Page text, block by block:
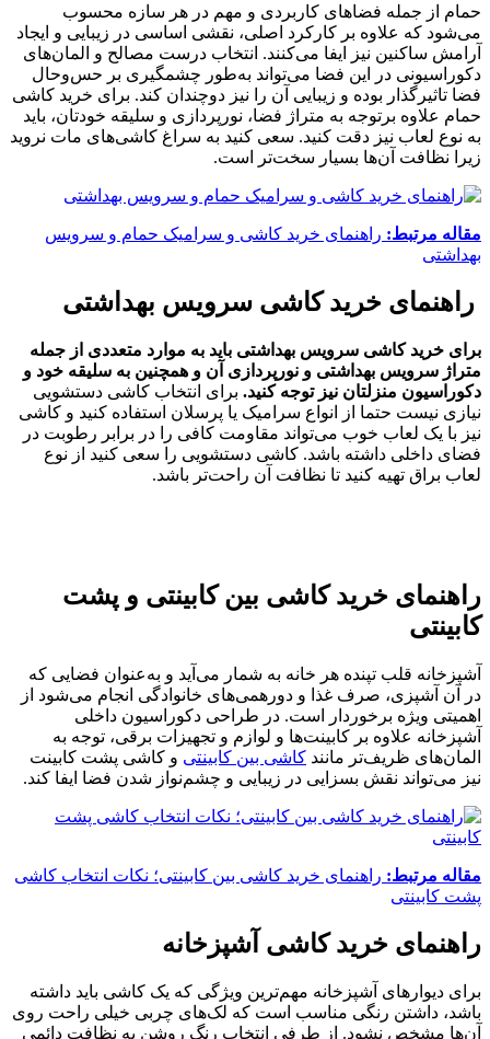
حمام از جمله فضاهای کاربردی و مهم در هر سازه محسوب
می‌شود که علاوه بر کارکرد اصلی، نقشی اساسی در زیبایی و ایجاد
آرامش ساکنین نیز ایفا می‌کنند. انتخاب درست مصالح و المان‌های
دکوراسیونی در این فضا می‌تواند به‌طور چشمگیری بر حس‌وحال
فضا تاثیرگذار بوده و زیبایی آن را نیز دوچندان کند. برای خرید کاشی
حمام علاوه برتوجه به متراژ فضا، نورپردازی و سلیقه خودتان، باید
به نوع لعاب نیز دقت کنید. سعی کنید به سراغ کاشی‌های مات نروید
زیرا نظافت آن‌ها بسیار سخت‌تر است.
مقاله مرتبط: راهنمای خرید کاشی و سرامیک حمام و سرویس
بهداشتی
راهنمای خرید کاشی سرویس بهداشتی
برای خرید کاشی سرویس بهداشتی باید به موارد متعددی از جمله
متراژ سرویس بهداشتی و نورپردازی آن و همچنین به سلیقه خود و
دکوراسیون منزلتان نیز توجه کنید. برای انتخاب کاشی دستشویی
نیازی نیست حتما از انواع سرامیک یا پرسلان استفاده کنید و کاشی
نیز با یک لعاب خوب می‌تواند مقاومت کافی را در برابر رطوبت در
فضای داخلی داشته باشد. کاشی دستشویی را سعی کنید از نوع
لعاب براق تهیه کنید تا نظافت آن راحت‌تر باشد.
راهنمای خرید کاشی بین کابینتی و پشت
کابینتی
آشپزخانه قلب تپنده هر خانه به شمار می‌آید و به‌عنوان فضایی که
در آن آشپزی، صرف غذا و دورهمی‌های خانوادگی انجام می‌شود از
اهمیتی ویژه برخوردار است. در طراحی دکوراسیون داخلی
آشپزخانه علاوه بر کابینت‌ها و لوازم و تجهیزات برقی، توجه به
المان‌های ظریف‌تر مانند کاشی بین کابینتی و کاشی پشت کابینت
نیز می‌تواند نقش بسزایی در زیبایی و چشم‌نواز شدن فضا ایفا کند.
مقاله مرتبط: راهنمای خرید کاشی بین کابینتی؛ نکات انتخاب کاشی
پشت کابینتی
راهنمای خرید کاشی آشپزخانه
برای دیوارهای آشپزخانه مهم‌ترین ویژگی که یک کاشی باید داشته
باشد، داشتن رنگی مناسب است که لک‌های چربی خیلی راحت روی
آن‌ها مشخص نشود. از طرفی انتخاب رنگ روشن به نظافت دائمی